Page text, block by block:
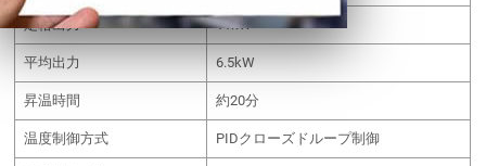
定格出力 11kW
平均出力 6.5kW
昇温時間 約20分
温度制御方式 PIDクローズドループ制御